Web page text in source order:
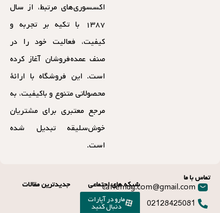
اکسسوری‌های مرتبط، از سال
۱۳۸۷ با تکیه بر تجربه و
کیفیت، فعالیت خود را در
صنف عمده‌فروشان آغاز کرده
است. این فروشگاه با ارائهٔ
محصولاتی متنوع و باکیفیت، به
مرجع معتبری برای مشتریان
خوش‌سلیقه تبدیل شده
است.
تماس با ما
caffemug.com@gmail.com
02128425081
شبکه های اجتماعی
مارو در آپارات
دنبال کنید
جدیدترین مقالات